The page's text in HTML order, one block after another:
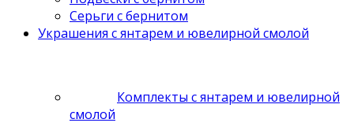
Серьги с бернитом
Украшения с янтарем и ювелирной смолой
Комплекты с янтарем и ювелирной
смолой